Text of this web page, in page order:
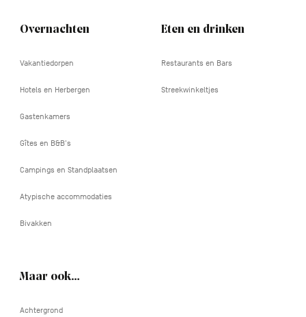
Overnachten
Vakantiedorpen
Hotels en Herbergen
Gastenkamers
Gîtes en B&B's
Campings en Standplaatsen
Atypische accommodaties
Bivakken
Eten en drinken
Restaurants en Bars
Streekwinkeltjes
Maar ook…
Achtergrond